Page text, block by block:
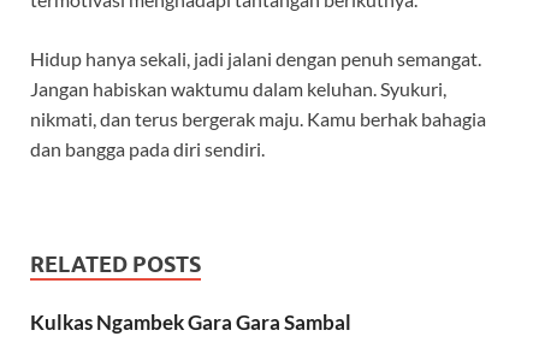
Hidup hanya sekali, jadi jalani dengan penuh semangat.
Jangan habiskan waktumu dalam keluhan. Syukuri,
nikmati, dan terus bergerak maju. Kamu berhak bahagia
dan bangga pada diri sendiri.
RELATED POSTS
Kulkas Ngambek Gara Gara Sambal